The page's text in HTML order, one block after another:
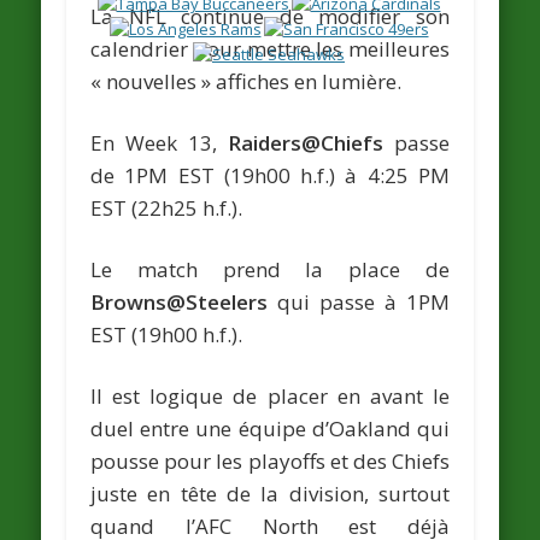
La NFL continue de modifier son
calendrier pour mettre les meilleures
« nouvelles » affiches en lumière.
En Week 13, Raiders@Chiefs passe
de 1PM EST (19h00 h.f.) à 4:25 PM
EST (22h25 h.f.).
Le match prend la place de
Browns@Steelers qui passe à 1PM
EST (19h00 h.f.).
Il est logique de placer en avant le
duel entre une équipe d’Oakland qui
pousse pour les playoffs et des Chiefs
juste en tête de la division, surtout
quand l’AFC North est déjà